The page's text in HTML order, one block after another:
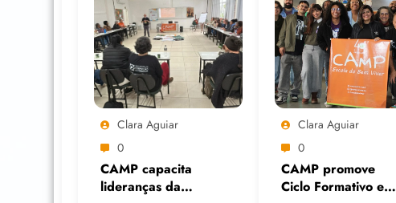
Clara Aguiar
0
CAMP capacita
lideranças da
Clara Aguiar
0
CAMP promove
Ciclo Formativo em